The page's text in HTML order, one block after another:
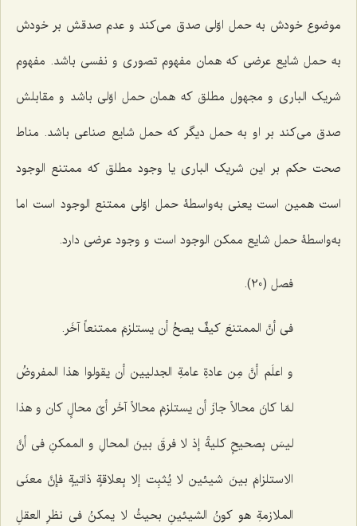
موضوع خودش به حمل اوّلى صدق مى‌کند و عدم صدقش بر خودش
به حمل شایع عرضى که همان مفهوم تصورى و نفسى باشد. مفهوم
شریک البارى و مجهول مطلق که همان حمل اوّلى باشد و مقابلش
صدق مى‌کند بر او به حمل دیگر که حمل شایع صناعى باشد. مناط
صحت حکم بر این شریک البارى یا وجود مطلق که ممتنع الوجود
است همین است یعنى به‌واسطۀ حمل اوّلى ممتنع الوجود است اما
به‌واسطۀ حمل شایع ممکن الوجود است و وجود عرضى دارد.
فصل (20).
فی أنَّ الممتنعَ کیفٌ یصحُ أن یستلزمَ ممتنعاً آخَر.
و اعلَم أنَّ مِن عادةِ عامةِ الجدلیین أن یقولوا هذا المفروضُ
لمّا کانَ محالاً جازَ أن یستلزمَ محالاً آخَر أیّ محالٍ کان و هذا
لیسَ بِصحیحٍ کلیةً إذ لا فرقَ بینَ المحالِ و الممکنِ فی أنَّ
الاستلزامَ بینَ شیئین لا یُثبِت إلا بِعلاقةٍ ذاتیةٍ فإنَّ معنَى
الملازمةِ هو کونُ الشیئینِ بحیثُ لا یمکنُ فی نظرِ العقلِ